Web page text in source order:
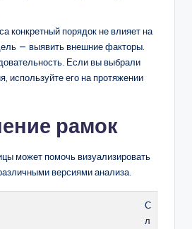
конкретный порядок не влияет на
— выявить внешние факторы.
Если вы выбрали
используйте его на протяжении
рамок
может помочь визуализировать
версиями анализа.
С
л